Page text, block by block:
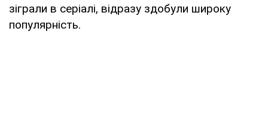
зіграли в серіалі, відразу здобули широку
популярність.